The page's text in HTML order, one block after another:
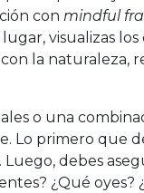
con mindful
visualizas
la naturaleza,
o una
Lo primero que
debes
¿Qué oyes?